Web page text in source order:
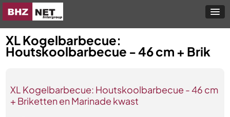
XL Kogelbarbecue:
Houtskoolbarbecue - 46 cm + Brik
XL Kogelbarbecue: Houtskoolbarbecue - 46 cm
+ Briketten en Marinade kwast